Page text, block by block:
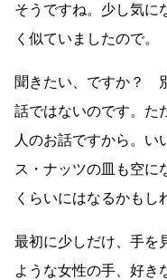
そうですね。少し気に
く似ていましたので。
聞きたい、ですか？
話ではないのです。た
人のお話ですから。
ス・ナッツの皿も空に
くらいにはなるかもし
最初に少しだけ、手
ような女性の手、好き